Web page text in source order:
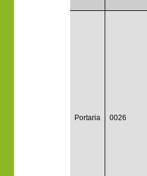
Portaria 0026